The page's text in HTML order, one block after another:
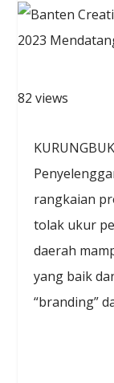
82 views
rangkaian
tolak ukur
daerah
yang baik
“branding”